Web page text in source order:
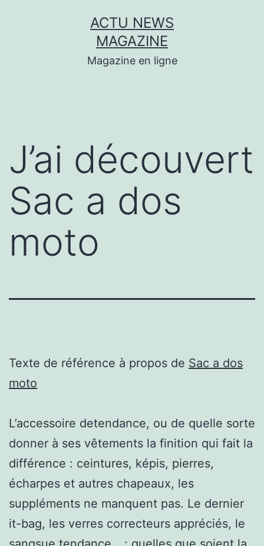
ACTU NEWS
MAGAZINE
Magazine en ligne
J’ai découvert
Sac a dos
moto
Texte de référence à propos de Sac a dos
moto
L’accessoire detendance, ou de quelle sorte
donner à ses vêtements la finition qui fait la
différence : ceintures, képis, pierres,
écharpes et autres chapeaux, les
suppléments ne manquent pas. Le dernier
it-bag, les verres correcteurs appréciés, le